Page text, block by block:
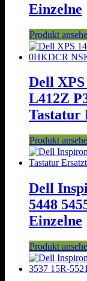
Einzelne
Produkt
Dell
L412Z
Tastatur
Produkt
Dell
5448
Einzelne
Produkt